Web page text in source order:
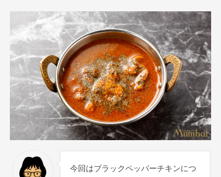
今回はブラックペッパーチキンにつ